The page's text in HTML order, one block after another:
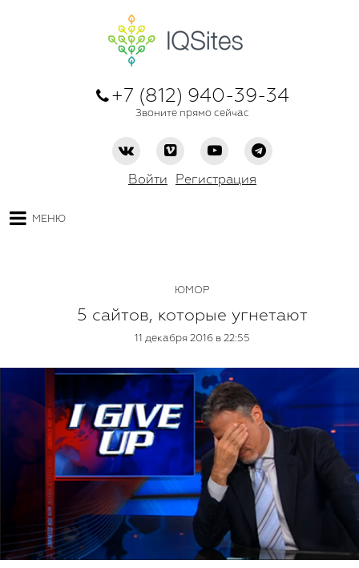
+7 (812) 940-39-34
Звоните прямо сейчас
Войти Регистрация
МЕНЮ
ЮМОР
5 сайтов, которые угнетают
11 декабря 2016 в 22:55